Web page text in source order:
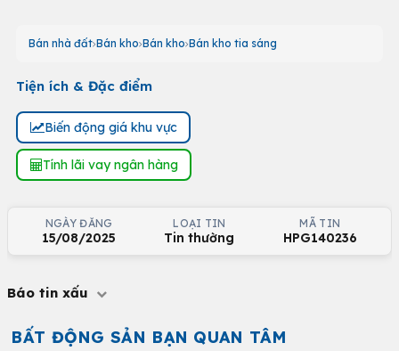
Bán nhà đất Bán kho Bán kho Bán kho tia sáng
Tiện ích & Đặc điểm
Biến động giá khu vực
Tính lãi vay ngân hàng
NGÀY ĐĂNG
15/08/2025
LOẠI TIN
Tin thường
MÃ TIN
HPG140236
Báo tin xấu
BẤT ĐỘNG SẢN BẠN QUAN TÂM